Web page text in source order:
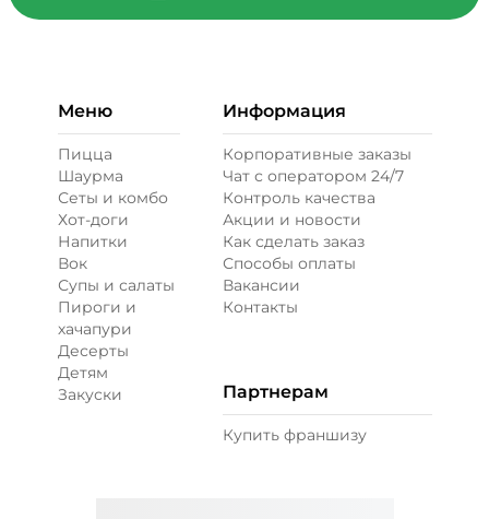
Меню
Пицца
Шаурма
Сеты и комбо
Хот-доги
Напитки
Вок
Супы и салаты
Пироги и
хачапури
Десерты
Детям
Закуски
Информация
Корпоративные заказы
Чат с оператором 24/7
Контроль качества
Акции и новости
Как сделать заказ
Способы оплаты
Вакансии
Контакты
Партнерам
Купить франшизу